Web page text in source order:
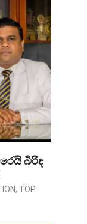
බිරිඳ
, TOP